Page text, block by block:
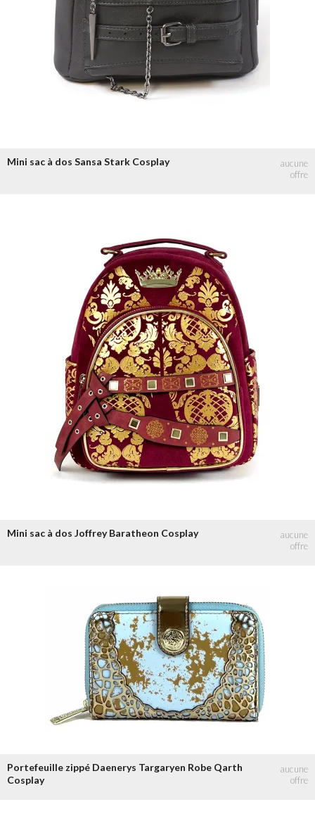
Mini sac à dos Sansa Stark Cosplay
Mini sac à dos Joffrey Baratheon Cosplay
Portefeuille zippé Daenerys Targaryen Robe Qarth
Cosplay